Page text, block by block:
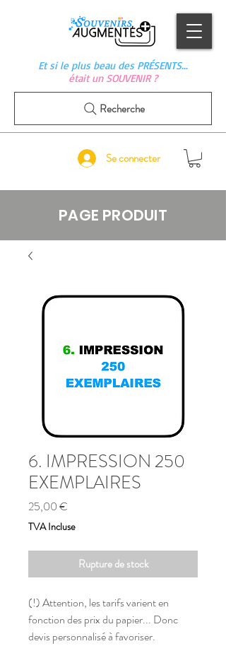
Et si le plus beau des PRÉSENTS…
était un SOUVENIR ?
Se connecter
Recherche
PAGE PRODUIT
6. IMPRESSION 250
EXEMPLAIRES
25,00 €
TVA Incluse
Rupture de stock
(!) Attention, les tarifs varient en
fonction des prix du papier... Donc
devis personnalisé à favoriser.